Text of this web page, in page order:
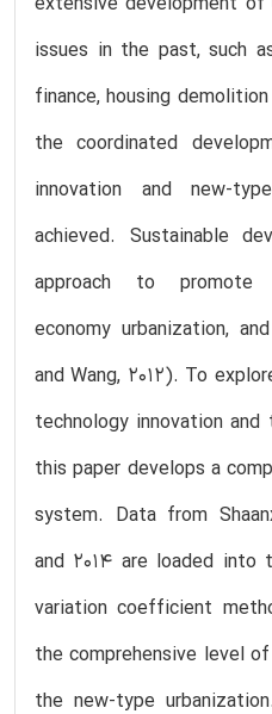
issues in the past, such
finance, housing
the coordinated
innovation and new-
achieved. Sustainable
approach to promote
economy urbanization,
and Wang, 2012). To
technology innovation
this paper develops a
system. Data from
and 2014 are loaded into
variation coefficient
the comprehensive level
the new-type